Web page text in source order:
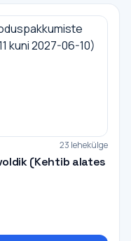
23 lehekülge
(Kehtib alates